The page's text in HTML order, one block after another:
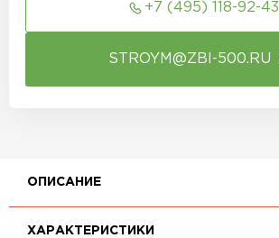
+7 (495) 118-92-43
STROYM@ZBI-500.RU
ОПИСАНИЕ
ХАРАКТЕРИСТИКИ